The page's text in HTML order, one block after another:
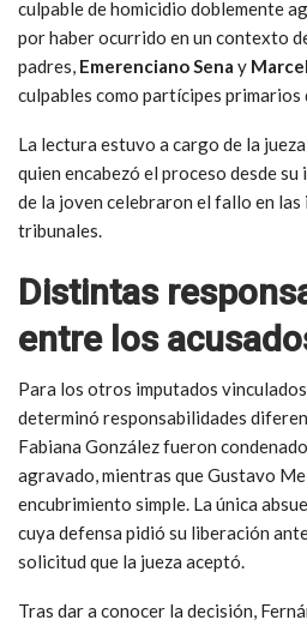
culpable de homicidio doblemente
por haber ocurrido en un contexto
padres, Emerenciano Sena y
culpables como partícipes primarios
La lectura estuvo a cargo de la
quien encabezó el proceso desde
de la joven celebraron el fallo en las
tribunales.
Distintas
entre los
Para los otros imputados
determinó responsabilidades
Fabiana González fueron
agravado, mientras que Gustavo
encubrimiento simple. La única
cuya defensa pidió su liberación
solicitud que la jueza aceptó.
Tras dar a conocer la decisión,